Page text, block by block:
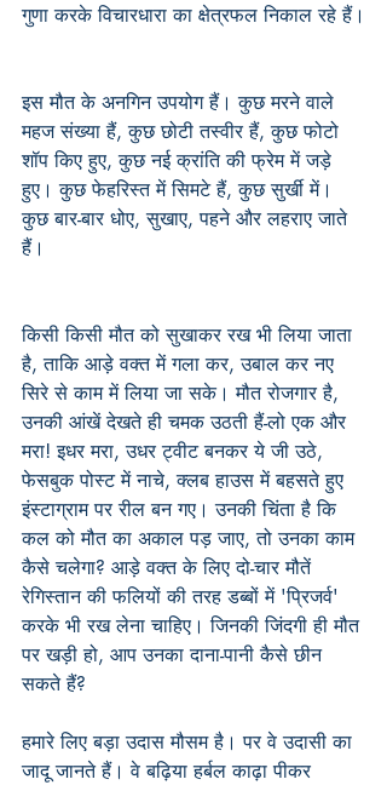
गुणा करके विचारधारा का क्षेत्रफल निकाल रहे हैं।
इस मौत के अनगिन उपयोग हैं। कुछ मरने वाले
महज संख्या हैं, कुछ छोटी तस्वीर हैं, कुछ फोटो
शॉप किए हुए, कुछ नई क्रांति की फ्रेम में जड़े
हुए। कुछ फेहरिस्त में सिमटे हैं, कुछ सुर्खी में।
कुछ बार-बार धोए, सुखाए, पहने और लहराए जाते
हैं।
किसी किसी मौत को सुखाकर रख भी लिया जाता
है, ताकि आड़े वक्त में गला कर, उबाल कर नए
सिरे से काम में लिया जा सके। मौत रोजगार है,
उनकी आंखें देखते ही चमक उठती हैं-लो एक और
मरा! इधर मरा, उधर ट्वीट बनकर ये जी उठे,
फेसबुक पोस्ट में नाचे, क्लब हाउस में बहसते हुए
इंस्टाग्राम पर रील बन गए। उनकी चिंता है कि
कल को मौत का अकाल पड़ जाए, तो उनका काम
कैसे चलेगा? आड़े वक्त के लिए दो-चार मौतें
रेगिस्तान की फलियों की तरह डब्बों में 'प्रिजर्व'
करके भी रख लेना चाहिए। जिनकी जिंदगी ही मौत
पर खड़ी हो, आप उनका दाना-पानी कैसे छीन
सकते हैं?
हमारे लिए बड़ा उदास मौसम है। पर वे उदासी का
जादू जानते हैं। वे बढ़िया हर्बल काढ़ा पीकर